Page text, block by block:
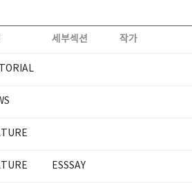
세부섹션 작가
ESSSAY